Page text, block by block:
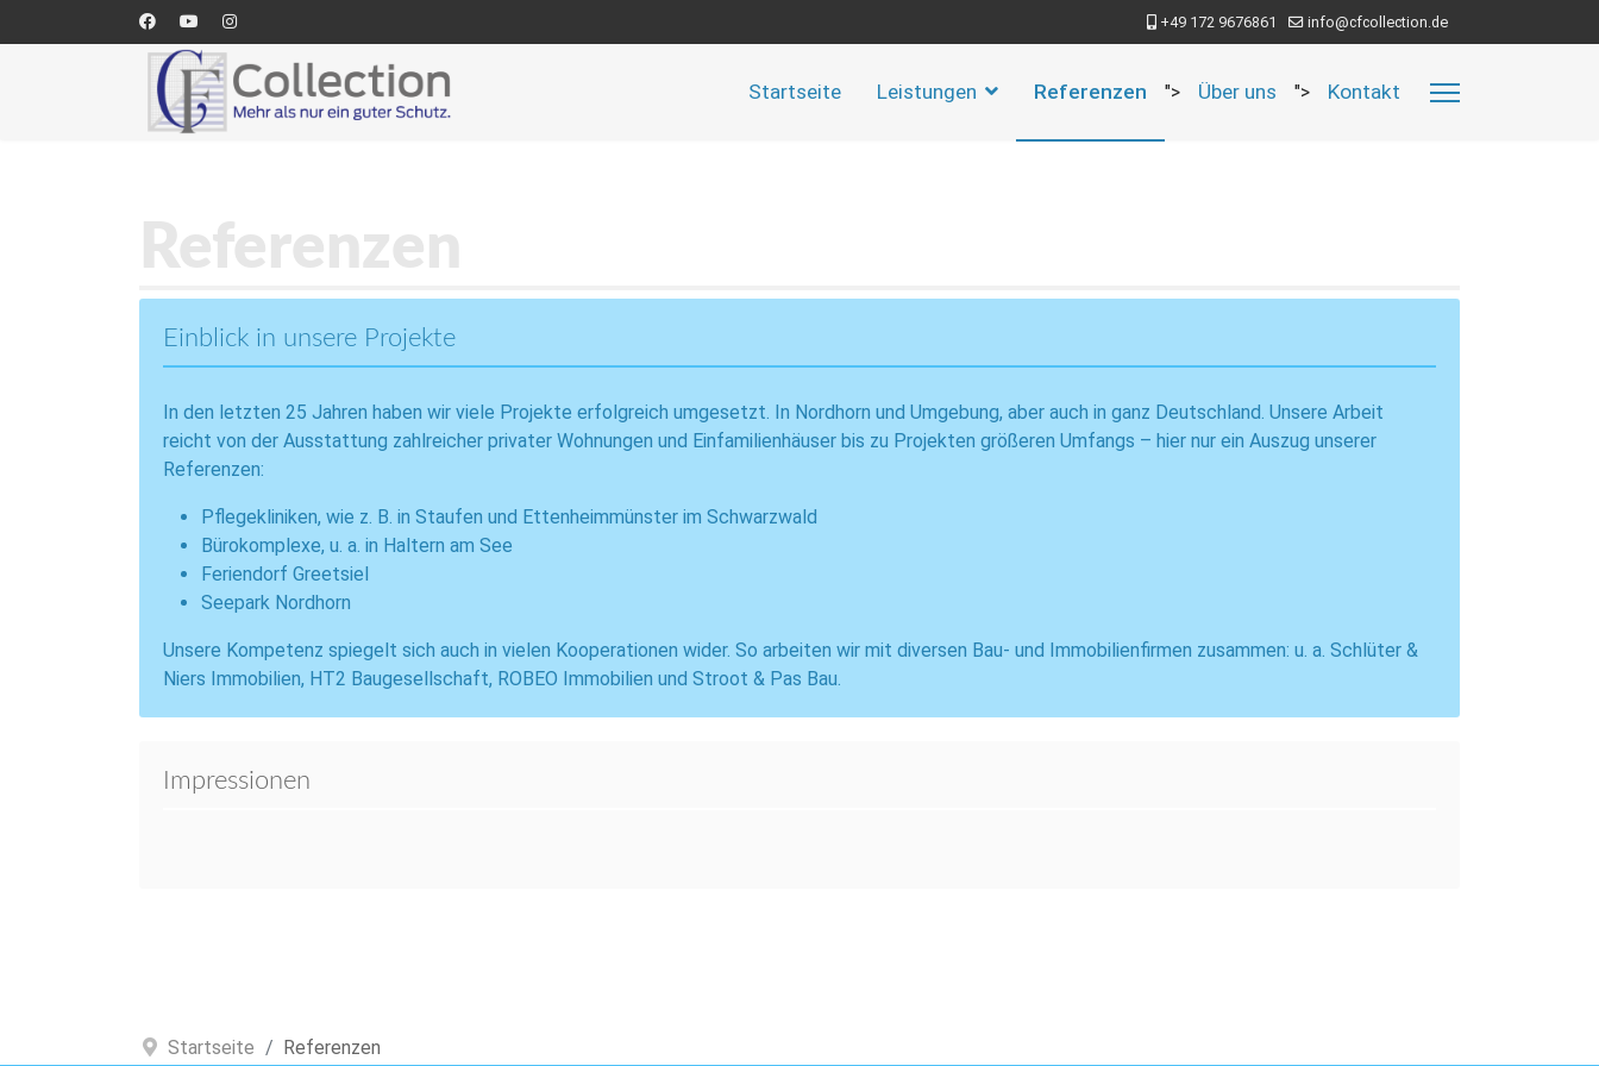
+49 172 9676861 info@cfcollection.de
Startseite Leistungen Referenzen "> Über uns "> Kontakt
Referenzen
Einblick in unsere Projekte
In den letzten 25 Jahren haben wir viele Projekte erfolgreich umgesetzt. In Nordhorn und Umgebung, aber auch in ganz Deutschland. Unsere Arbeit
reicht von der Ausstattung zahlreicher privater Wohnungen und Einfamilienhäuser bis zu Projekten größeren Umfangs – hier nur ein Auszug unserer
Referenzen:
Pflegekliniken, wie z. B. in Staufen und Ettenheimmünster im Schwarzwald
Bürokomplexe, u. a. in Haltern am See
Feriendorf Greetsiel
Seepark Nordhorn
Unsere Kompetenz spiegelt sich auch in vielen Kooperationen wider. So arbeiten wir mit diversen Bau- und Immobilienfirmen zusammen: u. a. Schlüter &
Niers Immobilien, HT2 Baugesellschaft, ROBEO Immobilien und Stroot & Pas Bau.
Impressionen
Startseite Referenzen